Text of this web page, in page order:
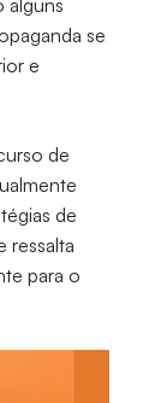
alguns
se
e
de
de
ressalta
para o